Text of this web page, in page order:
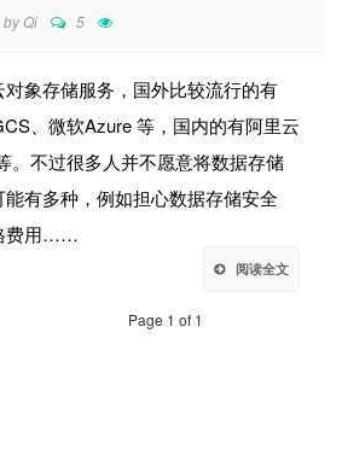
byQi 5
象存储服务，国外比较流行的有
、微软Azure 等，国内的有阿里云
。不过很多人并不愿意将数据存储
有多种，例如担心数据存储安全
费用……
阅读全文
Page 1 of 1